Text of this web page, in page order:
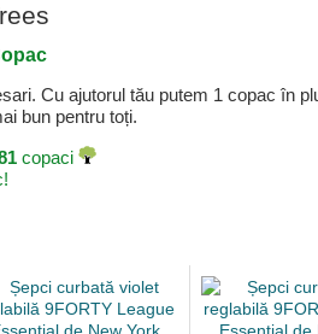
Cu ajutorul tău putem 1 copac în
bun pentru toți.
copaci